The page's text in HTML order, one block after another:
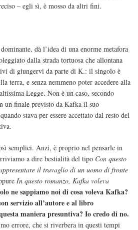
– egli sì, è mosso da altri fini.
dà l’idea di una enorme metafora
dalla strada tortuosa che allontana
di giungervi da parte di K.: il singolo è
terra, e senza nemmeno poter accedere alla
Legge. Non è un caso, secondo
un finale previsto da Kafka il suo
stava per essere accettato dal resto del
semplici. Anzi, è proprio nel pensarle in
a dire bestialità del tipo Con questo
il travaglio di un uomo di fronte
In questo romanzo, Kafka voleva
ne sappiamo noi di cosa voleva Kafka?
servizio all’autore e al libro
maniera presuntiva? Io credo di no.
errore, che si riverbera in questi tempi